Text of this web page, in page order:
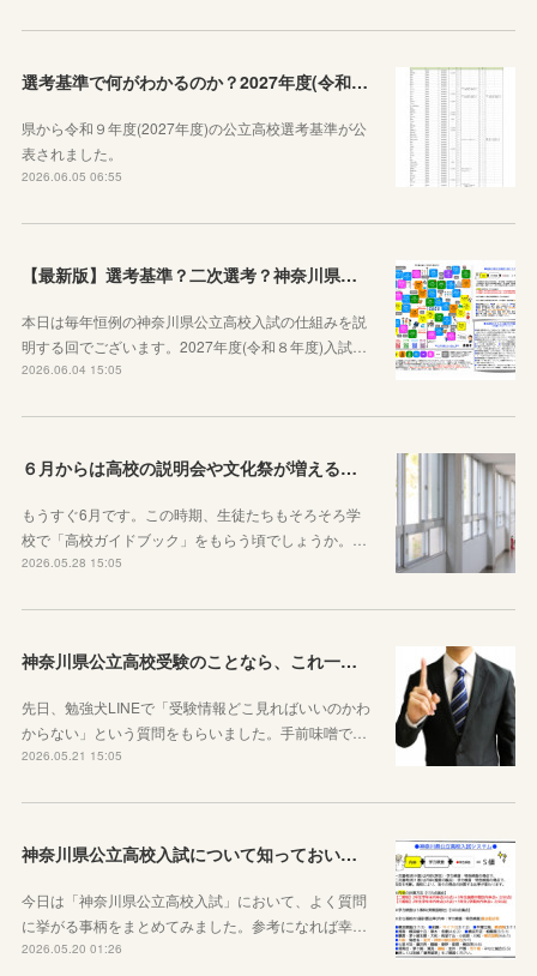
選考基準で何がわかるのか？2027年度(令和９年度)神奈川県公立高校選考基準が公表されたので見方から説明します！
県から令和９年度(2027年度)の公立高校選考基準が公
表されました。
2026.06.05 06:55
【最新版】選考基準？二次選考？神奈川県の受験の基本や公立高校入試の仕組みをシンプルに説明してみた
本日は毎年恒例の神奈川県公立高校入試の仕組みを説
明する回でございます。2027年度(令和８年度)入試…
2026.06.04 15:05
６月からは高校の説明会や文化祭が増えることを知っておきましょう
もうすぐ6月です。この時期、生徒たちもそろそろ学
校で「高校ガイドブック」をもらう頃でしょうか。…
2026.05.28 15:05
神奈川県公立高校受験のことなら、これ一本でOKです
先日、勉強犬LINEで「受験情報どこ見ればいいのかわ
からない」という質問をもらいました。手前味噌で…
2026.05.21 15:05
神奈川県公立高校入試について知っておいた方がいい10のこと
今日は「神奈川県公立高校入試」において、よく質問
に挙がる事柄をまとめてみました。参考になれば幸…
2026.05.20 01:26